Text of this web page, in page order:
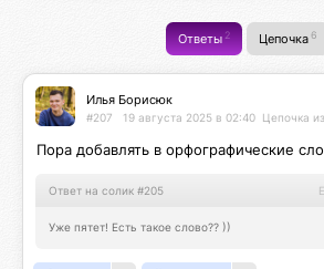
Ответы2 Цепочка6
Илья Борисюк
#207 19 августа 2025 в 02:40 Цепочка
Пора добавлять в орфографические
Ответ на солик #205
Уже пятет! Есть такое слово?? ))